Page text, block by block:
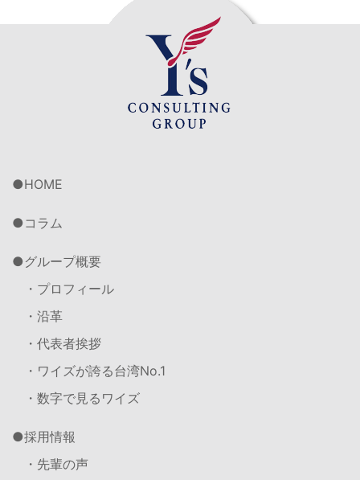
HOME
コラム
グループ概要
・プロフィール
・沿革
・代表者挨拶
・ワイズが誇る台湾No.1
・数字で見るワイズ
採用情報
・先輩の声